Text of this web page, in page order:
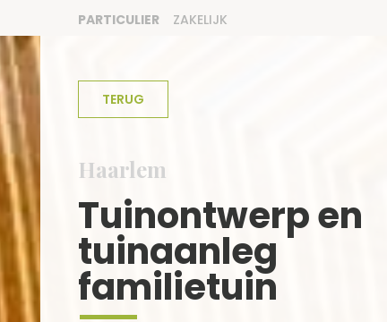
PARTICULIER ZAKELIJK
TERUG
Haarlem
Tuinontwerp en
tuinaanleg
familietuin